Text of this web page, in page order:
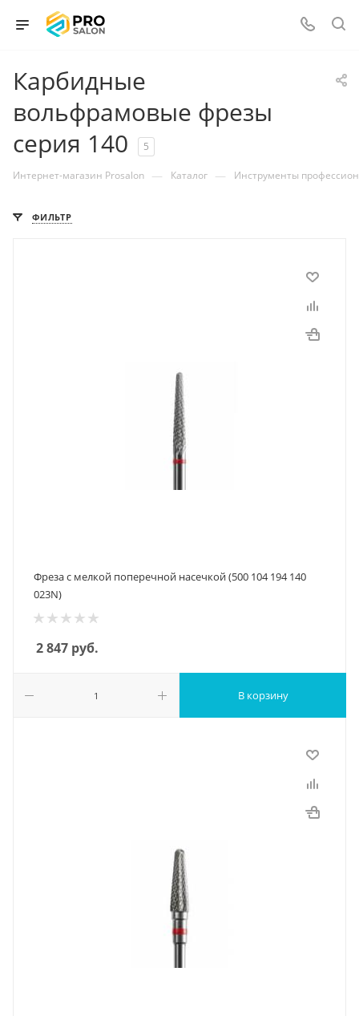
Карбидные
вольфрамовые фрезы
серия 140
5
Интернет-магазин Prosalon — Каталог — Инструменты
ФИЛЬТР
Фреза с мелкой поперечной насечкой (500 104 194 140
023N)
2 847 руб.
В корзину